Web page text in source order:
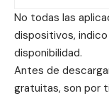
No todas las
dispositivos,
disponibilidad.
Antes de
gratuitas, son por